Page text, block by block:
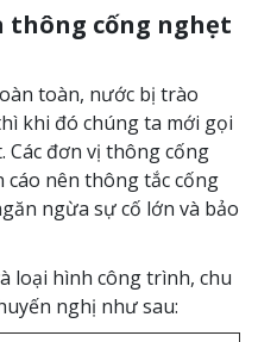
thông cống nghẹt
toàn, nước bị trào
khi đó chúng ta mới gọi
Các đơn vị thông cống
nên thông tắc cống
ngừa sự cố lớn và bảo
loại hình công trình, chu
nghị như sau: